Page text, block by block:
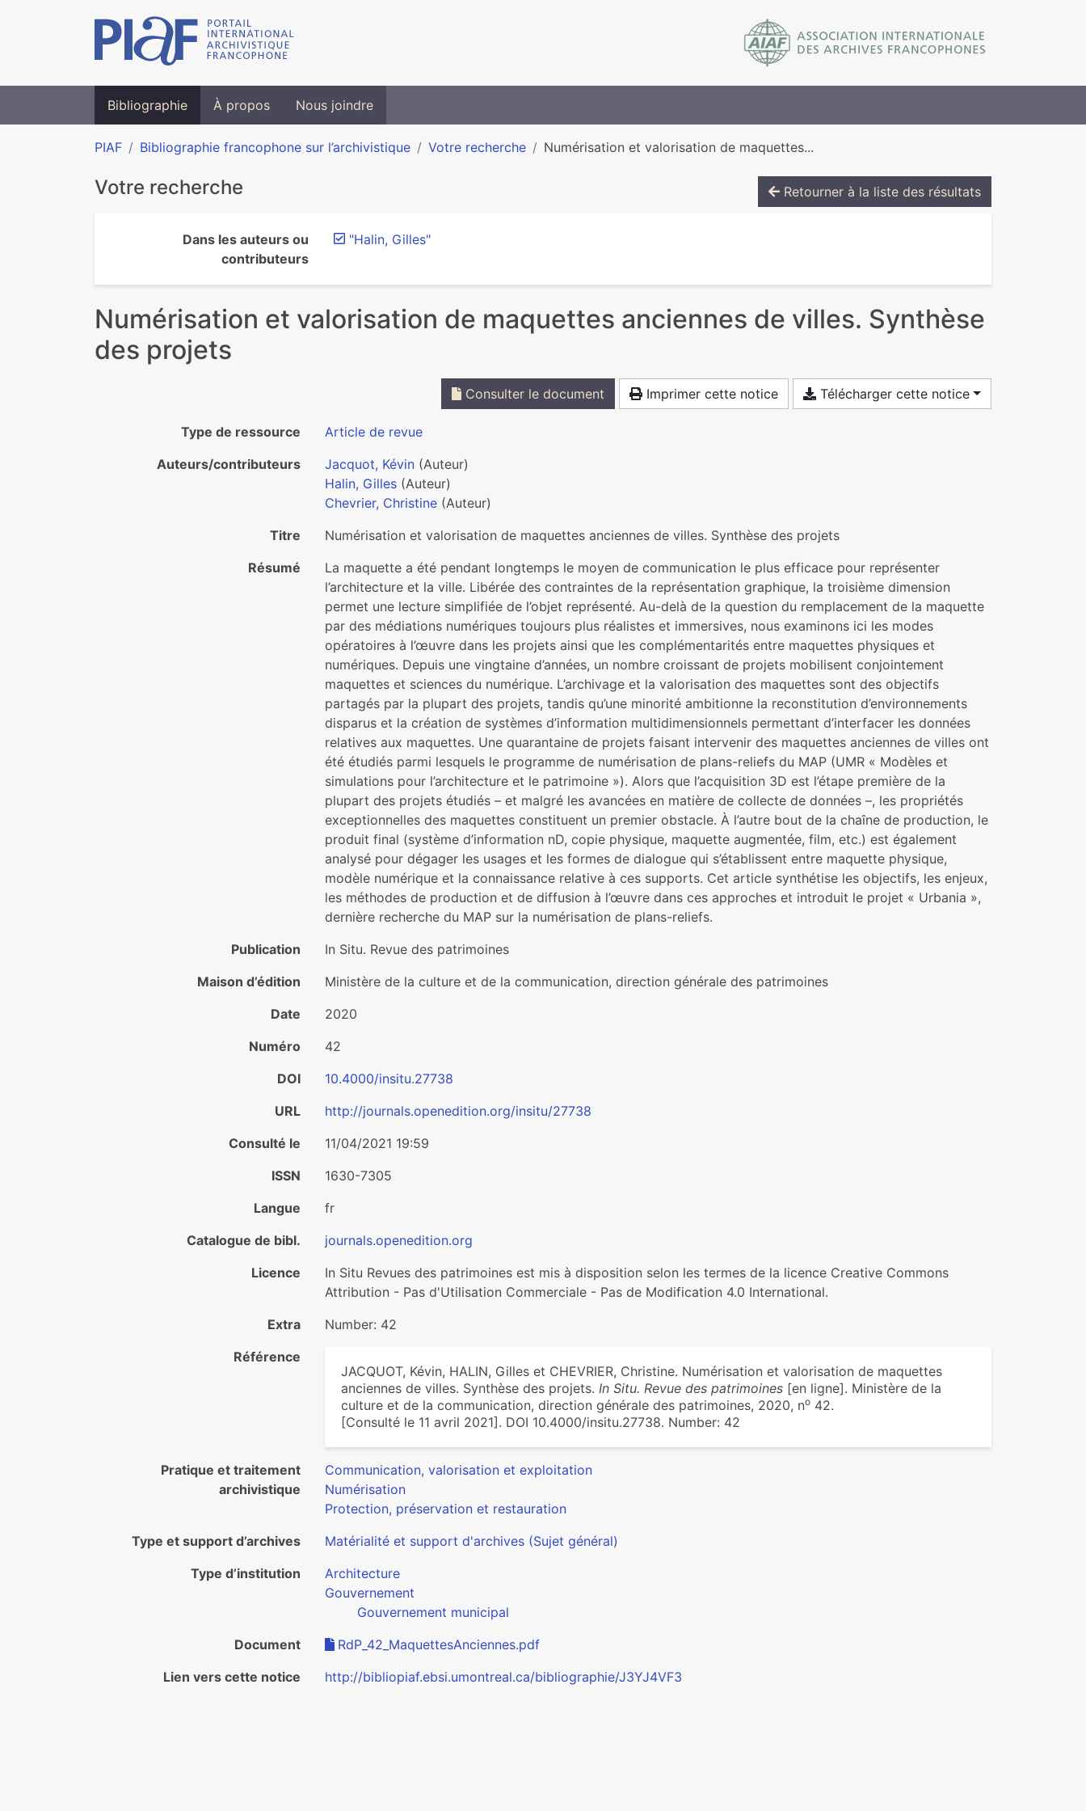
Bibliographie À propos Nous joindre
PIAF Bibliographie francophone sur l’archivistique Votre recherche Numérisation et valorisation de maquettes...
Votre recherche Retourner à la liste des résultats
Dans les auteurs ou
contributeurs
"Halin, Gilles"
Numérisation et valorisation de maquettes anciennes de villes. Synthèse
des projets
Consulter le document Imprimer cette notice Télécharger cette notice
Type de ressource
Article de revue
Auteurs/contributeurs
Jacquot, Kévin (Auteur)
Halin, Gilles (Auteur)
Chevrier, Christine (Auteur)
Titre
Numérisation et valorisation de maquettes anciennes de villes. Synthèse des projets
Résumé
La maquette a été pendant longtemps le moyen de communication le plus efficace pour représenter
l’architecture et la ville. Libérée des contraintes de la représentation graphique, la troisième dimension
permet une lecture simplifiée de l’objet représenté. Au-delà de la question du remplacement de la maquette
par des médiations numériques toujours plus réalistes et immersives, nous examinons ici les modes
opératoires à l’œuvre dans les projets ainsi que les complémentarités entre maquettes physiques et
numériques. Depuis une vingtaine d’années, un nombre croissant de projets mobilisent conjointement
maquettes et sciences du numérique. L’archivage et la valorisation des maquettes sont des objectifs
partagés par la plupart des projets, tandis qu’une minorité ambitionne la reconstitution d’environnements
disparus et la création de systèmes d’information multidimensionnels permettant d’interfacer les données
relatives aux maquettes. Une quarantaine de projets faisant intervenir des maquettes anciennes de villes ont
été étudiés parmi lesquels le programme de numérisation de plans-reliefs du MAP (UMR « Modèles et
simulations pour l’architecture et le patrimoine »). Alors que l’acquisition 3D est l’étape première de la
plupart des projets étudiés – et malgré les avancées en matière de collecte de données –, les propriétés
exceptionnelles des maquettes constituent un premier obstacle. À l’autre bout de la chaîne de production, le
produit final (système d’information nD, copie physique, maquette augmentée, film, etc.) est également
analysé pour dégager les usages et les formes de dialogue qui s’établissent entre maquette physique,
modèle numérique et la connaissance relative à ces supports. Cet article synthétise les objectifs, les enjeux,
les méthodes de production et de diffusion à l’œuvre dans ces approches et introduit le projet « Urbania »,
dernière recherche du MAP sur la numérisation de plans-reliefs.
Publication
In Situ. Revue des patrimoines
Maison d’édition
Ministère de la culture et de la communication, direction générale des patrimoines
Date
2020
Numéro
42
DOI
10.4000/insitu.27738
URL
http://journals.openedition.org/insitu/27738
Consulté le
11/04/2021 19:59
ISSN
1630-7305
Langue
fr
Catalogue de bibl.
journals.openedition.org
Licence
In Situ Revues des patrimoines est mis à disposition selon les termes de la licence Creative Commons
Attribution - Pas d'Utilisation Commerciale - Pas de Modification 4.0 International.
Extra
Number: 42
Référence
JACQUOT, Kévin, HALIN, Gilles et CHEVRIER, Christine. Numérisation et valorisation de maquettes
anciennes de villes. Synthèse des projets. In Situ. Revue des patrimoines [en ligne]. Ministère de la
culture et de la communication, direction générale des patrimoines, 2020, no 42.
[Consulté le 11 avril 2021]. DOI 10.4000/insitu.27738. Number: 42
Pratique et traitement
archivistique
Communication, valorisation et exploitation
Numérisation
Protection, préservation et restauration
Type et support d’archives
Matérialité et support d'archives (Sujet général)
Type d’institution
Architecture
Gouvernement
Gouvernement municipal
Document
RdP_42_MaquettesAnciennes.pdf
Lien vers cette notice
http://bibliopiaf.ebsi.umontreal.ca/bibliographie/J3YJ4VF3